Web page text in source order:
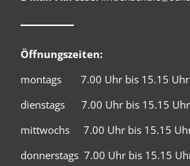
Öffnungszeiten:
montags 7.00 Uhr bis 15.15 Uhr
dienstags 7.00 Uhr bis 15.15 Uhr
mittwochs 7.00 Uhr bis 15.15
donnerstags 7.00 Uhr bis 15.15